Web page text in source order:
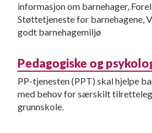
informasjon om barnehager,
Støttetjeneste for barnehagene,
godt barnehagemiljø
Pedagogiske og
PP-tjenesten (PPT) skal hjelpe
med behov for særskilt
grunnskole.